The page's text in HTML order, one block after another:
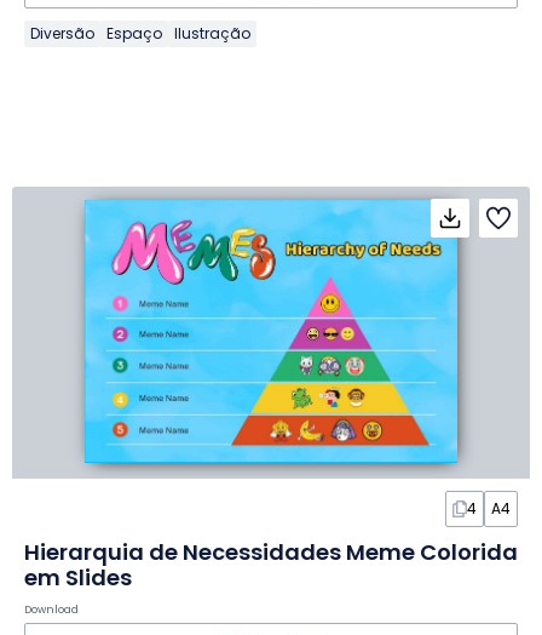
Diversão Espaço Ilustração
4 A4
Hierarquia de Necessidades Meme Colorida
em Slides
Download